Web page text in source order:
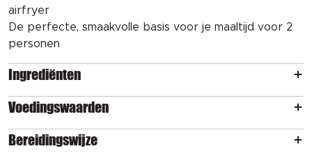
airfryer
De perfecte, smaakvolle basis voor je maaltijd voor 2
personen
Ingrediënten
Voedingswaarden
Bereidingswijze